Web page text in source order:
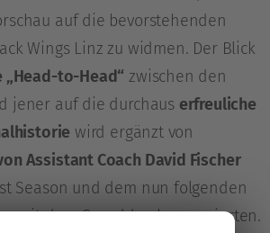
auf die bevorstehenden
Wings Linz zu widmen. Der Blick
„Head-to-Head“ zwischen den
jener auf die durchaus erfreuliche
wird ergänzt von
Assistant Coach David Fischer
Season und dem nun folgenden
mit dem Grunddurchgangsvierten.